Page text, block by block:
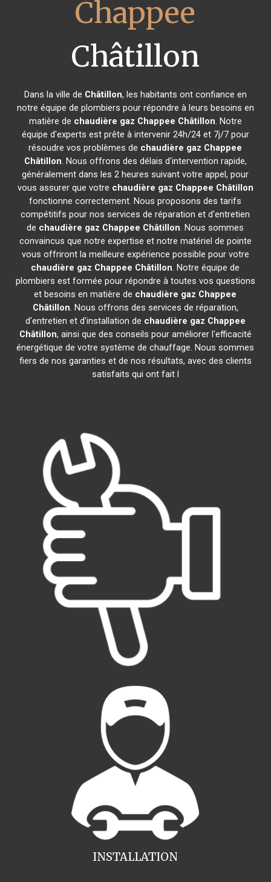
Chappee
Châtillon
Dans la ville de Châtillon, les habitants ont confiance en
notre équipe de plombiers pour répondre à leurs besoins en
matière de chaudière gaz Chappee Châtillon. Notre
équipe d'experts est prête à intervenir 24h/24 et 7j/7 pour
résoudre vos problèmes de chaudière gaz Chappee
Châtillon. Nous offrons des délais d'intervention rapide,
généralement dans les 2 heures suivant votre appel, pour
vous assurer que votre chaudière gaz Chappee Châtillon
fonctionne correctement. Nous proposons des tarifs
compétitifs pour nos services de réparation et d'entretien
de chaudière gaz Chappee Châtillon. Nous sommes
convaincus que notre expertise et notre matériel de pointe
vous offriront la meilleure expérience possible pour votre
chaudière gaz Chappee Châtillon. Notre équipe de
plombiers est formée pour répondre à toutes vos questions
et besoins en matière de chaudière gaz Chappee
Châtillon. Nous offrons des services de réparation,
d'entretien et d'installation de chaudière gaz Chappee
Châtillon, ainsi que des conseils pour améliorer l'efficacité
énergétique de votre système de chauffage. Nous sommes
fiers de nos garanties et de nos résultats, avec des clients
satisfaits qui ont fait l
INSTALLATION